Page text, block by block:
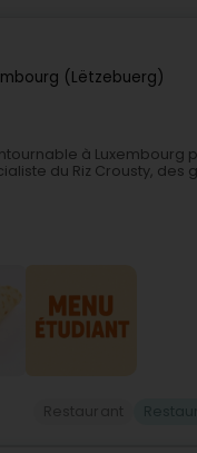
(Lëtzebuerg)
à Luxembourg
du Riz Crousty,